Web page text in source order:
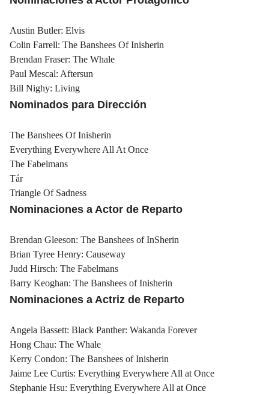
Austin Butler: Elvis
Colin Farrell: The Banshees Of Inisherin
Brendan Fraser: The Whale
Paul Mescal: Aftersun
Bill Nighy: Living
Nominados para Dirección
The Banshees Of Inisherin
Everything Everywhere All At Once
The Fabelmans
Tár
Triangle Of Sadness
Nominaciones a Actor de Reparto
Brendan Gleeson: The Banshees of InSherin
Brian Tyree Henry: Causeway
Judd Hirsch: The Fabelmans
Barry Keoghan: The Banshees of Inisherin
Nominaciones a Actriz de Reparto
Angela Bassett: Black Panther: Wakanda Forever
Hong Chau: The Whale
Kerry Condon: The Banshees of Inisherin
Jaime Lee Curtis: Everything Everywhere All at Once
Stephanie Hsu: Everything Everywhere All at Once